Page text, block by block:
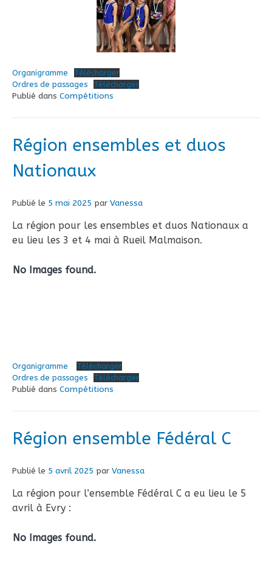
Organigramme
Télécharger
Ordres de passages
Télécharger
Publié dans Compétitions
Région ensembles et duos
Nationaux
Publié le 5 mai 2025 par Vanessa
La région pour les ensembles et duos Nationaux a
eu lieu les 3 et 4 mai à Rueil Malmaison.
No Images found.
Organigramme
Télécharger
Ordres de passages
Télécharger
Publié dans Compétitions
Région ensemble Fédéral C
Publié le 5 avril 2025 par Vanessa
La région pour l’ensemble Fédéral C a eu lieu le 5
avril à Evry :
No Images found.